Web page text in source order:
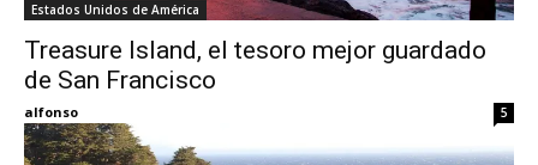
Estados Unidos de América
Treasure Island, el tesoro mejor guardado
de San Francisco
alfonso 5